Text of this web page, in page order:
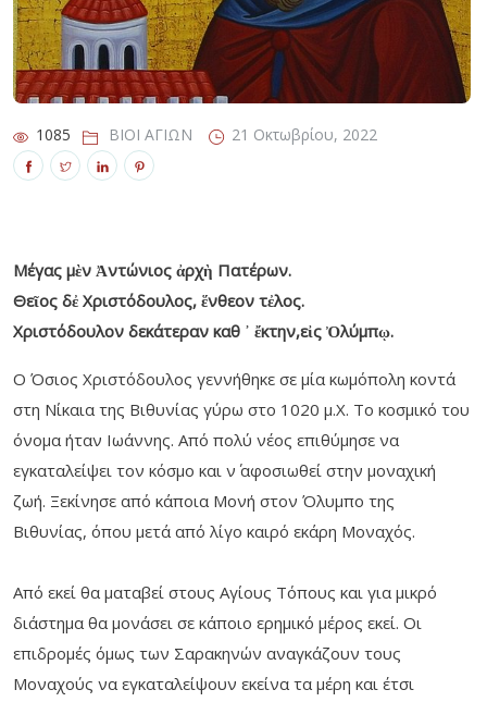
1085 ΒΙΟΙ ΑΓΙΩΝ 21 Οκτωβρίου, 2022
Μέγας μὲν Ἀντώνιος ἀρχὴ Πατέρων.
Θεῖος δἐ Χριστόδουλος, ἕνθεον τἐλος.
Χριστόδουλον δεκάτεραν καθ ᾿ ἔκτην,εἰς Ὀλύμπῳ.
Ο Όσιος Χριστόδουλος γεννήθηκε σε μία κωμόπολη κοντά
στη Νίκαια της Βιθυνίας γύρω στο 1020 μ.Χ. Το κοσμικό του
όνομα ήταν Ιωάννης. Από πολύ νέος επιθύμησε να
εγκαταλείψει τον κόσμο και ν΄ αφοσιωθεί στην μοναχική
ζωή. Ξεκίνησε από κάποια Μονή στον Όλυμπο της
Βιθυνίας, όπου μετά από λίγο καιρό εκάρη Μοναχός.
Από εκεί θα ματαβεί στους Αγίους Τόπους και για μικρό
διάστημα θα μονάσει σε κάποιο ερημικό μέρος εκεί. Οι
επιδρομές όμως των Σαρακηνών αναγκάζουν τους
Μοναχούς να εγκαταλείψουν εκείνα τα μέρη και έτσι